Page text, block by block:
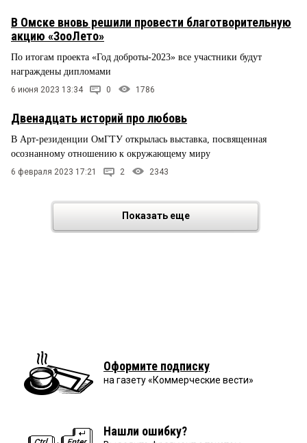
В Омске вновь решили провести благотворительную
акцию «ЗооЛето»
По итогам проекта «Год доброты-2023» все участники будут
награждены дипломами
6 июня 2023 13:34 0 1786
Двенадцать историй про любовь
В Арт-резиденции ОмГТУ открылась выставка, посвященная
осознанному отношению к окружающему миру
6 февраля 2023 17:21 2 2343
Показать еще
Оформите подписку
на газету «Коммерческие вести»
Нашли ошибку?